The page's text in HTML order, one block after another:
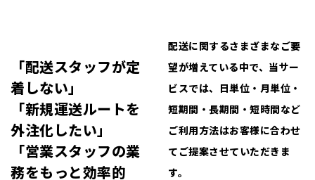
「配送スタッフが定
着しない」
「新規運送ルートを
外注化したい」
「営業スタッフの業
務をもっと効率的
配送に関するさまざまなご要
望が増えている中で、当サー
ビスでは、日単位・月単位・
短期間・長期間・短時間など
ご利用方法はお客様に合わせ
てご提案させていただきま
す。